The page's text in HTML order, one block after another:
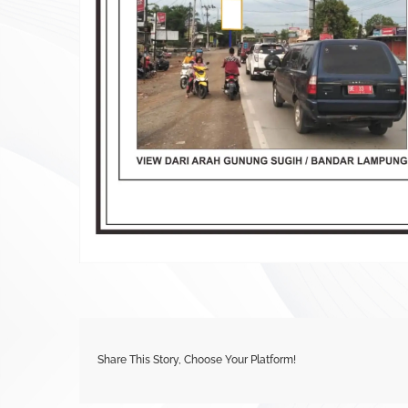
Share This Story, Choose Your Platform!